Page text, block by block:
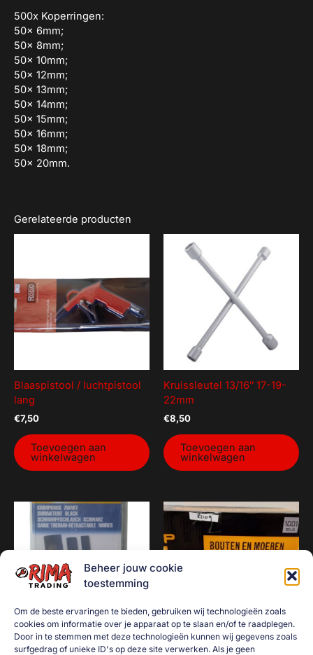
Beheer jouw cookie
toestemming
Om de beste ervaringen te bieden, gebruiken wij technologieën zoals
cookies om informatie over je apparaat op te slaan en/of te raadplegen.
Door in te stemmen met deze technologieën kunnen wij gegevens zoals
surfgedrag of unieke ID's op deze site verwerken. Als je geen
500x Koperringen:
50x 6mm;
50x 8mm;
50x 10mm;
50x 12mm;
50x 13mm;
50x 14mm;
50x 15mm;
50x 16mm;
50x 18mm;
50x 20mm.
Gerelateerde producten
Blaaspistool / luchtpistool
lang
€7,50
Toevoegen aan
winkelwagen
Kruissleutel 13/16″ 17-19-
22mm
€8,50
Toevoegen aan
winkelwagen
Krimpkous set 127-delig Bouten en moeren kast